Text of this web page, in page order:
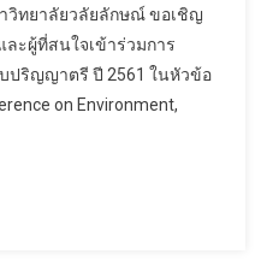
วิทยาลัยวลัยลักษณ์ ขอเชิญ
ะผู้ที่สนใจเข้าร่วมการ
ปริญญาตรี ปี 2561 ในหัวข้อ
on Environment,